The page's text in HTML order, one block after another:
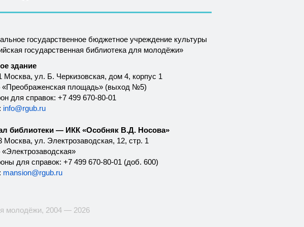
государственное бюджетное учреждение культуры
государственная библиотека для молодёжи»
здание
Москва, ул. Б. Черкизовская, дом 4, корпус 1
«Преображенская площадь» (выход №5)
для справок: +7 499 670-80-01
info@rgub.ru
библиотеки — ИКК «Особняк В.Д. Носова»
Москва, ул. Электрозаводская, 12, стр. 1
для справок: +7 499 670-80-01 (доб. 600)
mansion@rgub.ru
молодёжи, 2004 — 2026